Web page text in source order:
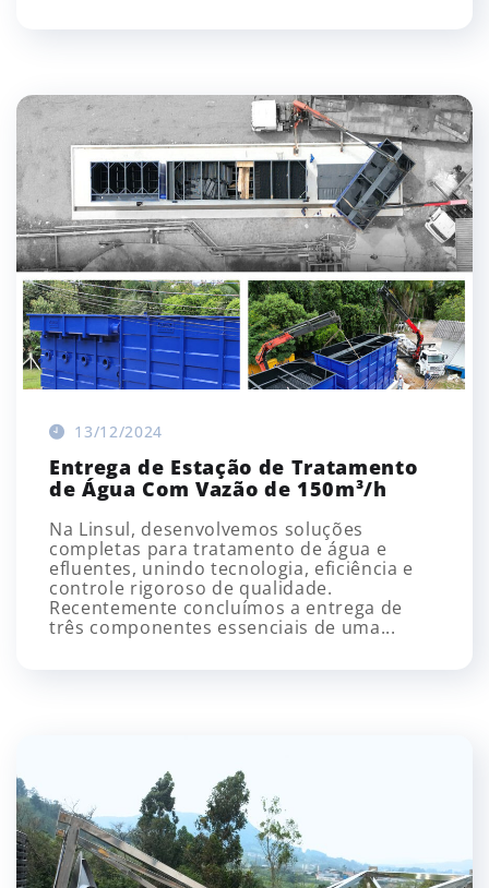
13/12/2024
Entrega de Estação de Tratamento
de Água Com Vazão de 150m³/h
Na Linsul, desenvolvemos soluções
completas para tratamento de água e
efluentes, unindo tecnologia, eficiência e
controle rigoroso de qualidade.
Recentemente concluímos a entrega de
três componentes essenciais de uma...